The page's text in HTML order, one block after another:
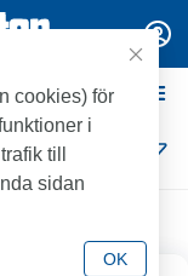
cookies) för
i
till
sidan
OK